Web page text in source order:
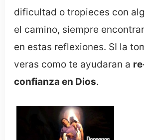
dificultad o tropieces con
el camino, siempre
en estas reflexiones. SI la
veras como te ayudaran a
confianza en Dios.